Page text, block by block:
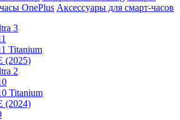
OnePlus Аксессуары для смарт-часов
3
Titanium
(2025)
2
Titanium
(2024)